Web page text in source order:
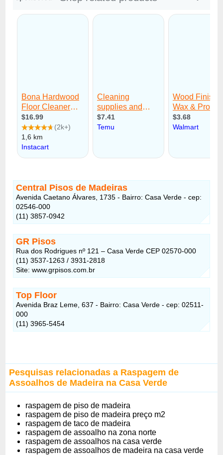
Central Pisos de Madeiras
Avenida Caetano Álvares, 1735 - Bairro: Casa Verde - cep:
02546-000
(11) 3857-0942
GR Pisos
Rua dos Rodrigues nº 121 – Casa Verde CEP 02570-000
(11) 3537-1263 / 3931-2818
Site: www.grpisos.com.br
Top Floor
Avenida Braz Leme, 637 - Bairro: Casa Verde - cep: 02511-
000
(11) 3965-5454
Pesquisas relacionadas a Raspagem de
Assoalhos de Madeira na Casa Verde
raspagem de piso de madeira
raspagem de piso de madeira preço m2
raspagem de taco de madeira
raspagem de assoalho na zona norte
raspagem de assoalhos na casa verde
raspagem de assoalhos de madeira na casa verde